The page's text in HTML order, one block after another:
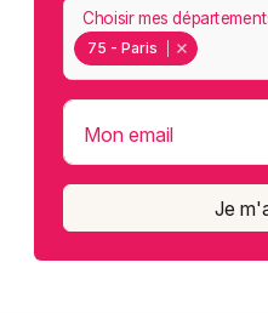
75 - Paris
Choisir mes
Mon email
Je